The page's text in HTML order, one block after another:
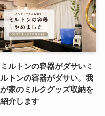
ミルトンの容器がダサいミ
ルトンの容器がダサい。我
が家のミルクグッズ収納を
紹介します